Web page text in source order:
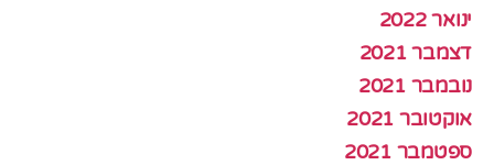
ינואר 2022
דצמבר 2021
נובמבר 2021
אוקטובר 2021
ספטמבר 2021